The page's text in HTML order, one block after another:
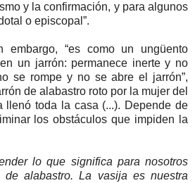
y la confirmación, y para algunos
o episcopal”.
embargo, “es como un ungüento
un jarrón: permanece inerte y no
se rompe y no se abre el jarrón”,
de alabastro roto por la mujer del
llenó toda la casa (...). Depende de
los obstáculos que impiden la
lo que significa para nosotros
de alabastro. La vasija es nuestra